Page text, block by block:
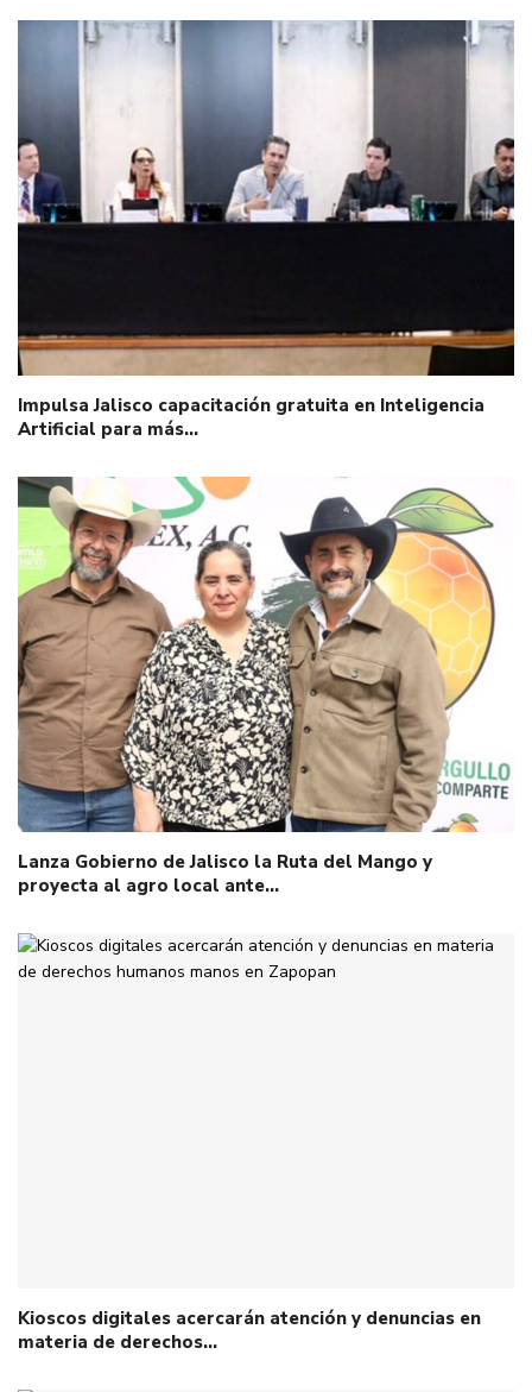
Impulsa Jalisco capacitación gratuita en Inteligencia
Artificial para más…
Lanza Gobierno de Jalisco la Ruta del Mango y
proyecta al agro local ante…
Kioscos digitales acercarán atención y denuncias en
materia de derechos…